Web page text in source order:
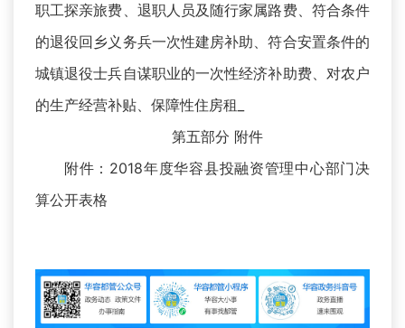
职工探亲旅费、退职人员及随行家属路费、符合条件
的退役回乡义务兵一次性建房补助、符合安置条件的
城镇退役士兵自谋职业的一次性经济补助费、对农户
的生产经营补贴、保障性住房租_
第五部分 附件
附件：2018年度华容县投融资管理中心部门决
算公开表格